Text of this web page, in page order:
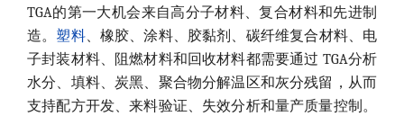
TGA的第一大机会来自高分子材料、复合材料和先进制
造。 塑料、橡胶、涂料、胶黏剂、碳纤维复合材料、电
子封装材料、阻燃材料和回收材料都需要通过 TGA分析
水分、填料、炭黑、聚合物分解温区和灰分残留，从而
支持配方开发、来料验证、失效分析和量产质量控制。